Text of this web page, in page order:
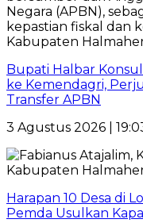
Bupati Halbar
ke Kemendagri,
Transfer APBN
3 Agustus 2026 |
Harapan 10 Desa di
Pemda Usulkan